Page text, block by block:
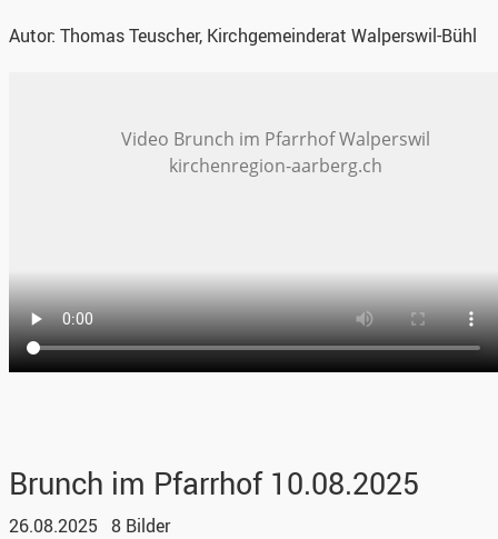
Autor: Thomas Teuscher, Kirchgemeinderat Walperswil-Bühl
Brunch im Pfarrhof 10.08.2025
26.08.2025 8 Bilder